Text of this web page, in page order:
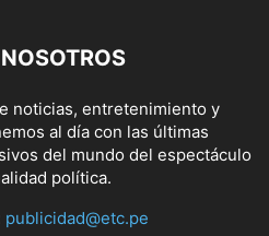
noticias, entretenimiento y
al día con las últimas
del mundo del espectáculo
política.
publicidad@etc.pe